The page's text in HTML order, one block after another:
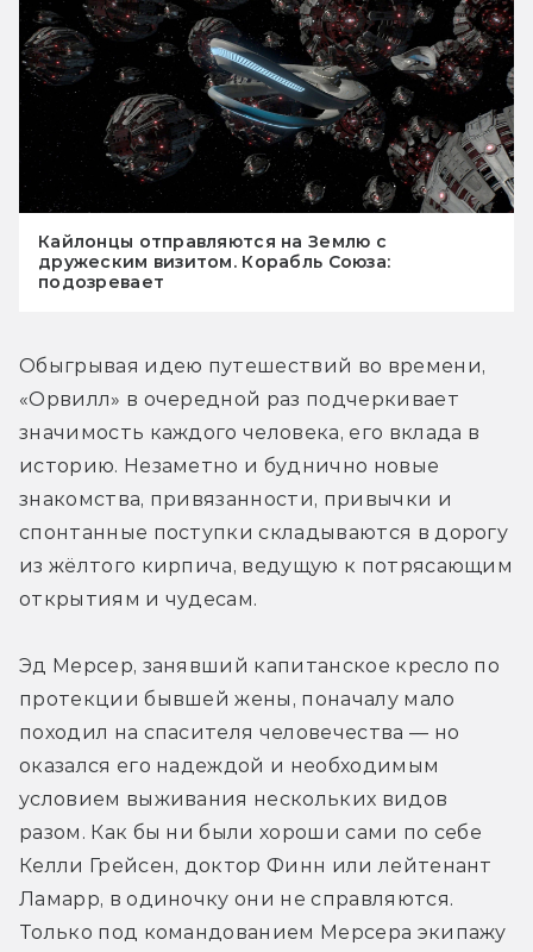
Кайлонцы отправляются на Землю с
дружеским визитом. Корабль Союза:
подозревает
Обыгрывая идею путешествий во времени,
«Орвилл» в очередной раз подчеркивает
значимость каждого человека, его вклада в
историю. Незаметно и буднично новые
знакомства, привязанности, привычки и
спонтанные поступки складываются в дорогу
из жёлтого кирпича, ведущую к потрясающим
открытиям и чудесам.
Эд Мерсер, занявший капитанское кресло по
протекции бывшей жены, поначалу мало
походил на спасителя человечества — но
оказался его надеждой и необходимым
условием выживания нескольких видов
разом. Как бы ни были хороши сами по себе
Келли Грейсен, доктор Финн или лейтенант
Ламарр, в одиночку они не справляются.
Только под командованием Мерсера экипажу